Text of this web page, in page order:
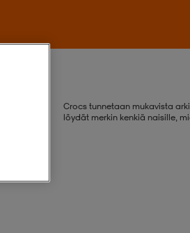
Crocs tunnetaan mukavista
löydät merkin kenkiä naisille,